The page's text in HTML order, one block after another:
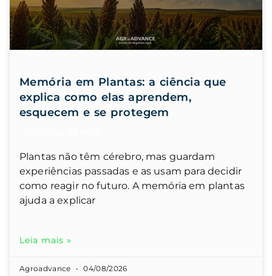
Memória em Plantas: a ciência que
explica como elas aprendem,
esquecem e se protegem
Plantas não têm cérebro, mas guardam
experiências passadas e as usam para decidir
como reagir no futuro. A memória em plantas
ajuda a explicar
Leia mais »
Agroadvance 04/08/2026